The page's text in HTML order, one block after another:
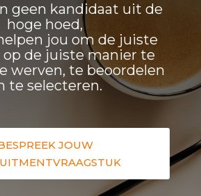
geen kandidaat uit de
hoge hoed,
jou om de juiste
op de juiste manier te
werven, te beoordelen
te selecteren.
JOUW